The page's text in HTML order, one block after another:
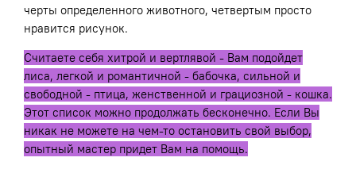
черты определенного животного, четвертым просто
нравится рисунок.
Считаете себя хитрой и вертлявой - Вам подойдет
лиса, легкой и романтичной - бабочка, сильной и
свободной - птица, женственной и грациозной - кошка.
Этот список можно продолжать бесконечно. Если Вы
никак не можете на чем-то остановить свой выбор,
опытный мастер придет Вам на помощь.